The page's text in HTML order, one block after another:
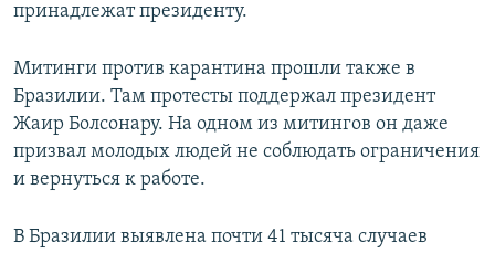
принадлежат президенту.
Митинги против карантина прошли также в
Бразилии. Там протесты поддержал президент
Жаир Болсонару. На одном из митингов он даже
призвал молодых людей не соблюдать ограничения
и вернуться к работе.
В Бразилии выявлена почти 41 тысяча случаев